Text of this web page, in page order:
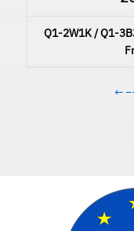
Q1-2W1K / Q1-
←